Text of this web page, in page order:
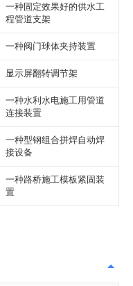
一种固定效果好的供水工
程管道支架
一种阀门球体夹持装置
显示屏翻转调节架
一种水利水电施工用管道
连接装置
一种型钢组合拼焊自动焊
接设备
一种路桥施工模板紧固装
置